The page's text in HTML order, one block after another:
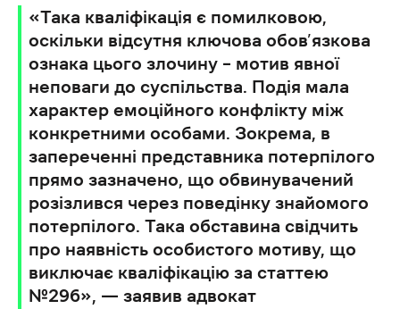
«Така кваліфікація є помилковою,
оскільки відсутня ключова обов’язкова
ознака цього злочину – мотив явної
неповаги до суспільства. Подія мала
характер емоційного конфлікту між
конкретними особами. Зокрема, в
запереченні представника потерпілого
прямо зазначено, що обвинувачений
розізлився через поведінку знайомого
потерпілого. Така обставина свідчить
про наявність особистого мотиву, що
виключає кваліфікацію за статтею
№296», — заявив адвокат